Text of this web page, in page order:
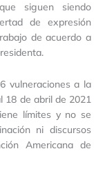
siguen siendo
de expresión
de acuerdo a
vulneraciones a la
18 de abril de 2021
límites y no se
ni discursos
Americana de